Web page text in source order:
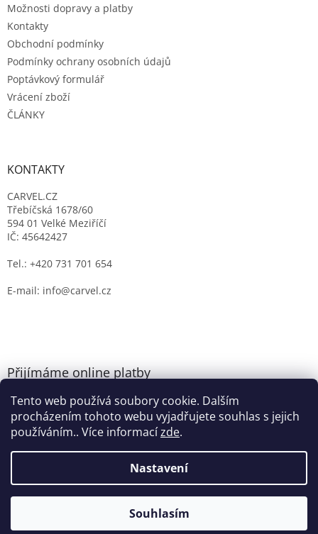
Tento web používá soubory cookie. Dalším
procházením tohoto webu vyjadřujete souhlas s jejich
používáním.. Více informacízde.
Nastavení
Souhlasím
Možnosti dopravy a platby
Kontakty
Obchodní podmínky
Podmínky ochrany osobních údajů
Poptávkový formulář
Vrácení zboží
ČLÁNKY
KONTAKTY
CARVEL.CZ
Třebíčská 1678/60
594 01 Velké Meziříčí
IČ: 45642427
Tel.: +420 731 701 654
E-mail: info@carvel.cz
Přijímáme online platby
Vytvořil Shoptet
CARVEL.CZ. Všechna práva vyhrazena.